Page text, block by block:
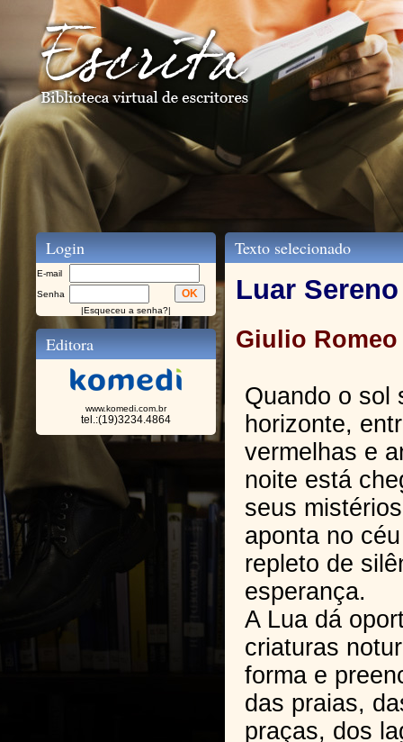
Login
E-mail
Senha
|Esqueceu a senha?|
Editora
www.komedi.com.br
tel.:(19)3234.4864
Texto selecionado
Luar Sereno
Giulio Romeo
Quando o sol
horizonte,
vermelhas e
noite está
seus
aponta no
repleto de
esperança.
A Lua dá
criaturas
forma e
das praias,
praças, dos